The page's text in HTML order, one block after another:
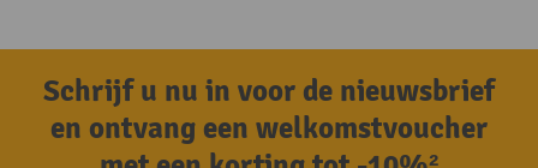
Schrijf u nu in voor de nieuwsbrief
en ontvang een welkomstvoucher